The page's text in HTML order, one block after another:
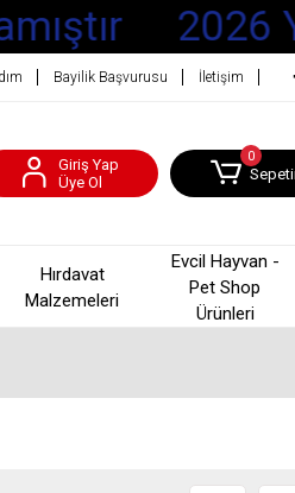
2026
Bayilik Başvurusu İletişim
Giriş Yap
Üye Ol
0
Hırdavat
Malzemeleri
Evcil Hayvan -
Pet Shop
Ürünleri